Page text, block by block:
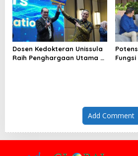
Dosen Kedokteran Unissula
Raih Penghargaan Utama di
Add Comment